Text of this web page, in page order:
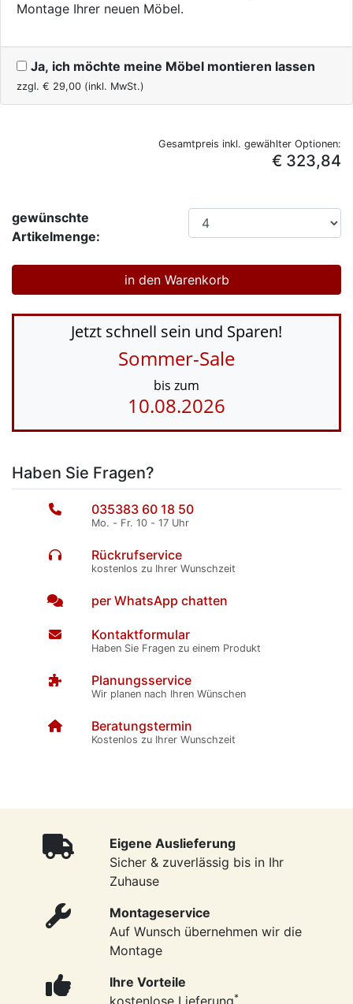
Montage Ihrer neuen Möbel.
Ja, ich möchte meine Möbel montieren lassen
zzgl. € 29,00 (inkl. MwSt.)
Gesamtpreis inkl. gewählter Optionen:
€ 323,84
gewünschte
Artikelmenge:
Jetzt schnell sein und Sparen!
Sommer-Sale
bis zum
10.08.2026
Haben Sie Fragen?
035383 60 18 50
Mo. - Fr. 10 - 17 Uhr
Rückrufservice
kostenlos zu Ihrer Wunschzeit
per WhatsApp chatten
Kontaktformular
Haben Sie Fragen zu einem Produkt
Planungsservice
Wir planen nach Ihren Wünschen
Beratungstermin
Kostenlos zu Ihrer Wunschzeit
Eigene Auslieferung
Sicher & zuverlässig bis in Ihr
Zuhause
Montageservice
Auf Wunsch übernehmen wir die
Montage
Ihre Vorteile
*